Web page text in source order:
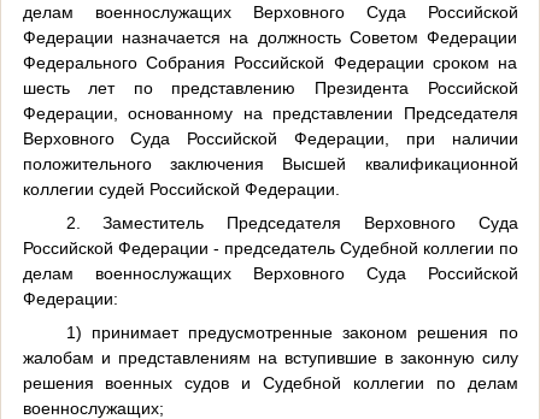
делам военнослужащих Верховного Суда Российской
Федерации назначается на должность Советом Федерации
Федерального Собрания Российской Федерации сроком на
шесть лет по представлению Президента Российской
Федерации, основанному на представлении Председателя
Верховного Суда Российской Федерации, при наличии
положительного заключения Высшей квалификационной
коллегии судей Российской Федерации.
2. Заместитель Председателя Верховного Суда
Российской Федерации - председатель Судебной коллегии по
делам военнослужащих Верховного Суда Российской
Федерации:
1) принимает предусмотренные законом решения по
жалобам и представлениям на вступившие в законную силу
решения военных судов и Судебной коллегии по делам
военнослужащих;